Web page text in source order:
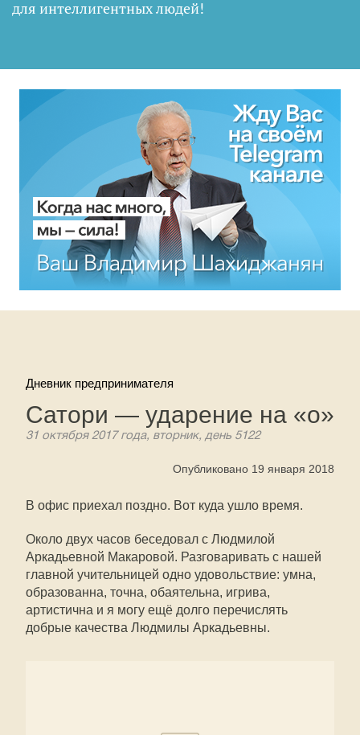
для интеллигентных людей!
Дневник предпринимателя
Сатори — ударение на «о»
31 октября 2017 года, вторник, день 5122
Опубликовано 19 января 2018
В офис приехал поздно. Вот куда ушло время.
Около двух часов беседовал с Людмилой
Аркадьевной Макаровой. Разговаривать с нашей
главной учительницей одно удовольствие: умна,
образованна, точна, обаятельна, игрива,
артистична и я могу ещё долго перечислять
добрые качества Людмилы Аркадьевны.